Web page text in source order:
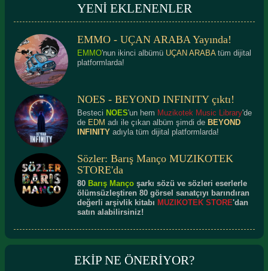
Ramadan - Diskotek
YENİ EKLENENLER
EMMO - UÇAN ARABA Yayında!
EMMO'nun ikinci albümü UÇAN ARABAtüm dijital
platformlarda!
NOES - BEYOND INFINITY çıktı!
Besteci NOES'un hem Muzikotek Music Library'de
de EDM adı ile çıkan albüm şimdi de BEYOND
INFINITYadıyla tüm dijital platformlarda!
Sözler: Barış Manço MUZIKOTEK
STORE'da
80 Barış Mançoşarkı sözü ve sözleri eserlerle
ölümsüzleştiren 80 görsel sanatçıyı barındıran
değerli arşivlik kitabı MUZIKOTEK STORE'dan
satın alabilirsiniz!
EKİP NE ÖNERİYOR?